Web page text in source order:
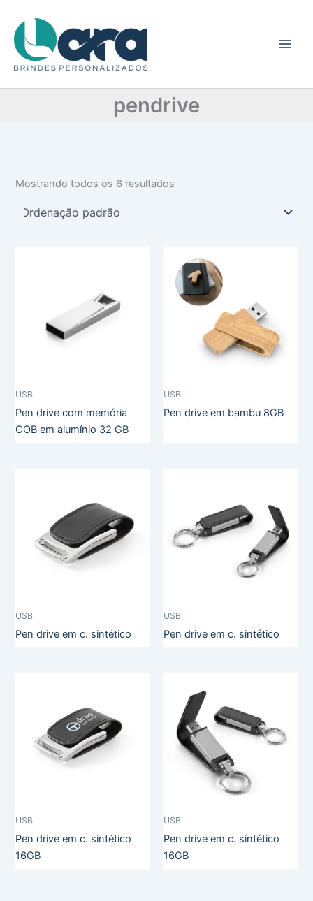
para
conteúdo
pendrive
t
e
r
Mostrando todos os 6 resultados
USB
Pen drive com memória
COB em alumínio 32 GB
USB
Pen drive em bambu 8GB
USB
Pen drive em c. sintético
USB
Pen drive em c. sintético
USB
Pen drive em c. sintético
16GB
USB
Pen drive em c. sintético
16GB